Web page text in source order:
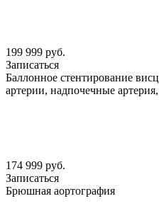
199 999 руб.
Записаться
Баллонное стентирование
артерии, надпочечные
174 999 руб.
Записаться
Брюшная аортография